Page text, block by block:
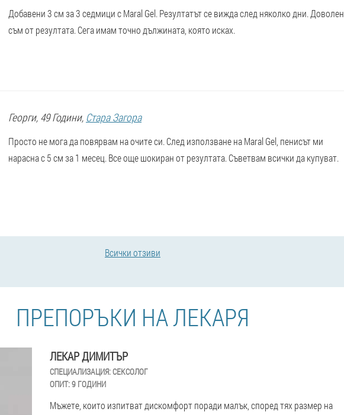
Добавени 3 см за 3 седмици с Maral Gel. Резултатът се вижда след няколко дни. Доволен
съм от резултата. Сега имам точно дължината, която исках.
Георги, 49 Години, Стара Загора
Просто не мога да повярвам на очите си. След използване на Maral Gel, пенисът ми
нарасна с 5 см за 1 месец. Все още шокиран от резултата. Съветвам всички да купуват.
Всички отзиви
ПРЕПОРЪКИ НА ЛЕКАРЯ
ЛЕКАР ДИМИТЪР
СПЕЦИАЛИЗАЦИЯ:СЕКСОЛОГ
ОПИТ:9 ГОДИНИ
Мъжете, които изпитват дискомфорт поради малък, според тях размер на